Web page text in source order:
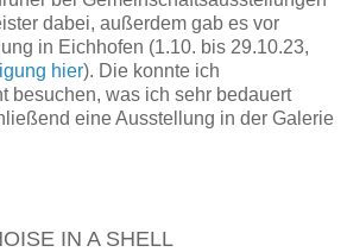
dabei, außerdem gab es vor
in Eichhofen (1.10. bis 29.10.23,
hier). Die konnte ich
besuchen, was ich sehr bedauert
eine Ausstellung in der Galerie
IN A SHELL